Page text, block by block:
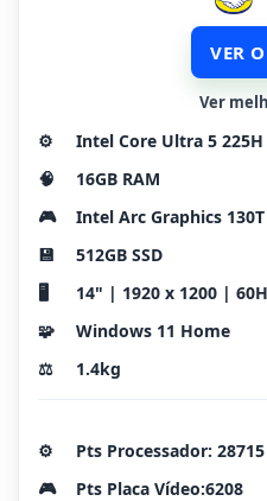
VER
Ver
⚙️
Intel Core Ultra 5 225H
🧠
16GB RAM
🎮
Intel Arc Graphics 130T
💾
512GB SSD
🖥️
14" | 1920 x 1200 |
🧩
Windows 11 Home
⚖️
1.4kg
⚙️
Pts Processador: 28715
🎮
Pts Placa Vídeo:6208